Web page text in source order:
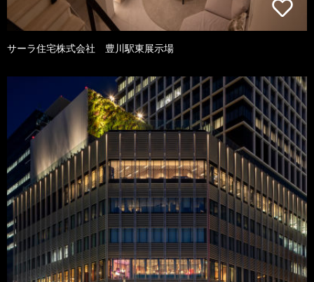
サーラ住宅株式会社 豊川駅東展示場